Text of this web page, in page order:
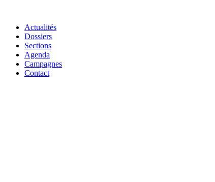
Actualités
Dossiers
Sections
Agenda
Campagnes
Contact